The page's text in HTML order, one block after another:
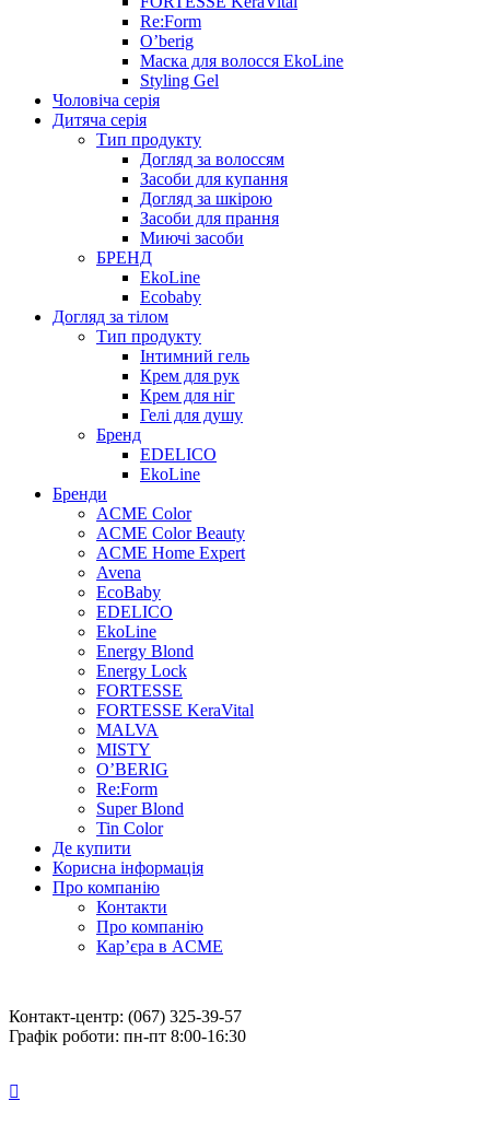
Re:Form
O’berig
Маска для волосся EkoLine
Styling Gel
Чоловіча серія
Дитяча серія
Тип продукту
Догляд за волоссям
Засоби для купання
Догляд за шкірою
Засоби для прання
Миючі засоби
БРЕНД
EkoLine
Ecobaby
Догляд за тілом
Тип продукту
Інтимний гель
Крем для рук
Крем для ніг
Гелі для душу
Бренд
EDELICO
EkoLine
Бренди
ACME Color
ACME Color Beauty
ACME Home Expert
Avena
EcoBaby
EDELICO
EkoLine
Energy Blond
Energy Lock
FORTESSE
FORTESSE KeraVital
MALVA
MISTY
O’BERIG
Re:Form
Super Blond
Tin Color
Де купити
Корисна інформація
Про компанію
Контакти
Про компанію
Кар’єра в ACME
Контакт-центр: (067) 325-39-57
Графік роботи: пн-пт 8:00-16:30